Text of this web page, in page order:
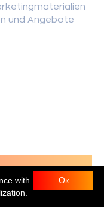
und Angebote
Ок
with